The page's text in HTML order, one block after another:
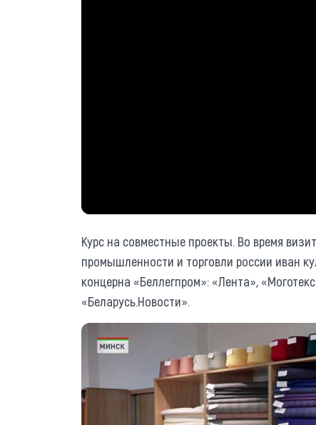
Курс на совместные проекты. Во время
промышленности и торговли россии иван
концерна «Беллегпром»: «Лента»,
«Беларусь.Новости».